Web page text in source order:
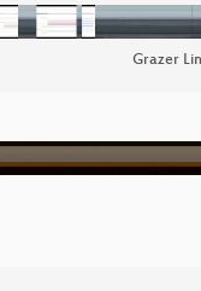
Grazer